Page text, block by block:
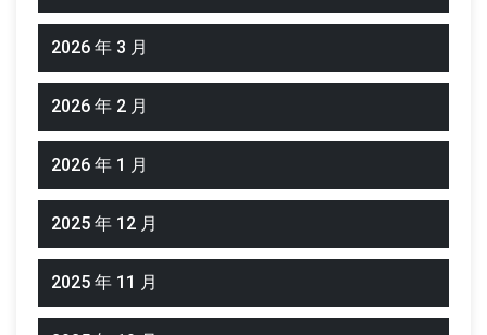
2026 年 3 月
2026 年 2 月
2026 年 1 月
2025 年 12 月
2025 年 11 月